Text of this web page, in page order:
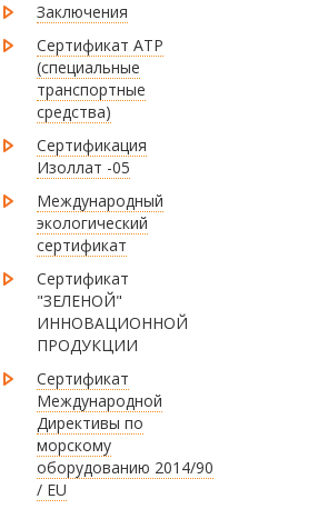
Заключения
Сертификат ATP
(специальные
транспортные
средства)
Сертификация
Изоллат -05
Международный
экологический
сертификат
Сертификат
"ЗЕЛЕНОЙ"
ИННОВАЦИОННОЙ
ПРОДУКЦИИ
Сертификат
Международной
Директивы по
морскому
оборудованию 2014/90
/ EU